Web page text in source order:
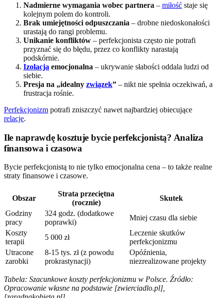
Nadmierne wymagania wobec partnera – miłość staje się
kolejnym polem do kontroli.
Brak umiejętności odpuszczania – drobne niedoskonałości
urastają do rangi problemu.
Unikanie konfliktów – perfekcjonista często nie potrafi
przyznać się do błędu, przez co konflikty narastają
podskórnie.
Izolacja emocjonalna – ukrywanie słabości oddala ludzi od
siebie.
Presja na „idealny związek” – nikt nie spełnia oczekiwań, a
frustracja rośnie.
Perfekcjonizm potrafi zniszczyć nawet najbardziej obiecujące
relacje.
Ile naprawdę kosztuje bycie perfekcjonistą? Analiza
finansowa i czasowa
Bycie perfekcjonistą to nie tylko emocjonalna cena – to także realne
straty finansowe i czasowe.
Obszar
Strata przeciętna
(rocznie)
Skutek
Godziny
pracy
324 godz. (dodatkowe
poprawki)
Mniej czasu dla siebie
Koszty
terapii
5 000 zł
Leczenie skutków
perfekcjonizmu
Utracone
zarobki
8-15 tys. zł (z powodu
prokrastynacji)
Opóźnienia,
niezrealizowane projekty
Tabela: Szacunkowe koszty perfekcjonizmu w Polsce. Źródło:
Opracowanie własne na podstawie [zwierciadlo.pl],